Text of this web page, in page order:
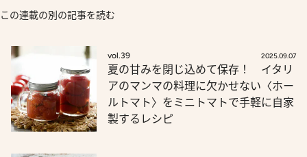
この連載の別の記事を読む
vol.39 2025.09.07
夏の甘みを閉じ込めて保存！ イタリ
アのマンマの料理に欠かせない〈ホー
ルトマト〉をミニトマトで手軽に自家
製するレシピ